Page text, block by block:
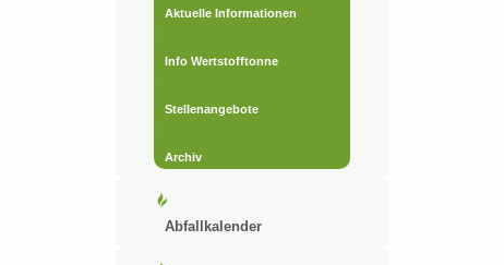
Aktuelle Informationen
Info Wertstofftonne
Stellenangebote
Archiv
Abfallkalender